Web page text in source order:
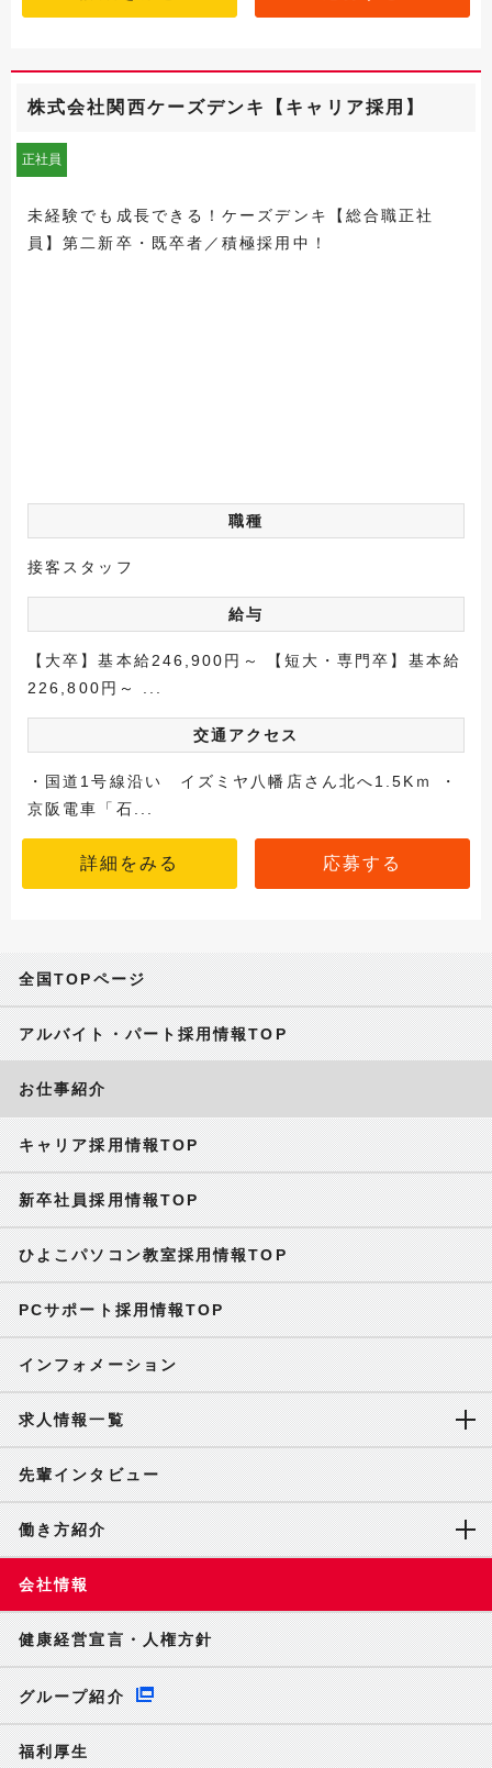
株式会社関西ケーズデンキ【キャリア採用】
正社員
未経験でも成長できる！ケーズデンキ【総合職正社
員】第二新卒・既卒者／積極採用中！
職種
接客スタッフ
給与
【大卒】基本給246,900円～ 【短大・専門卒】基本給
226,800円～ ...
交通アクセス
・国道1号線沿い イズミヤ八幡店さん北へ1.5Kｍ ・
京阪電車「石...
詳細をみる 応募する
全国TOPページ
アルバイト・パート採用情報TOP
お仕事紹介
キャリア採用情報TOP
新卒社員採用情報TOP
ひよこパソコン教室採用情報TOP
PCサポート採用情報TOP
インフォメーション
求人情報一覧
先輩インタビュー
働き方紹介
会社情報
健康経営宣言・人権方針
グループ紹介
福利厚生